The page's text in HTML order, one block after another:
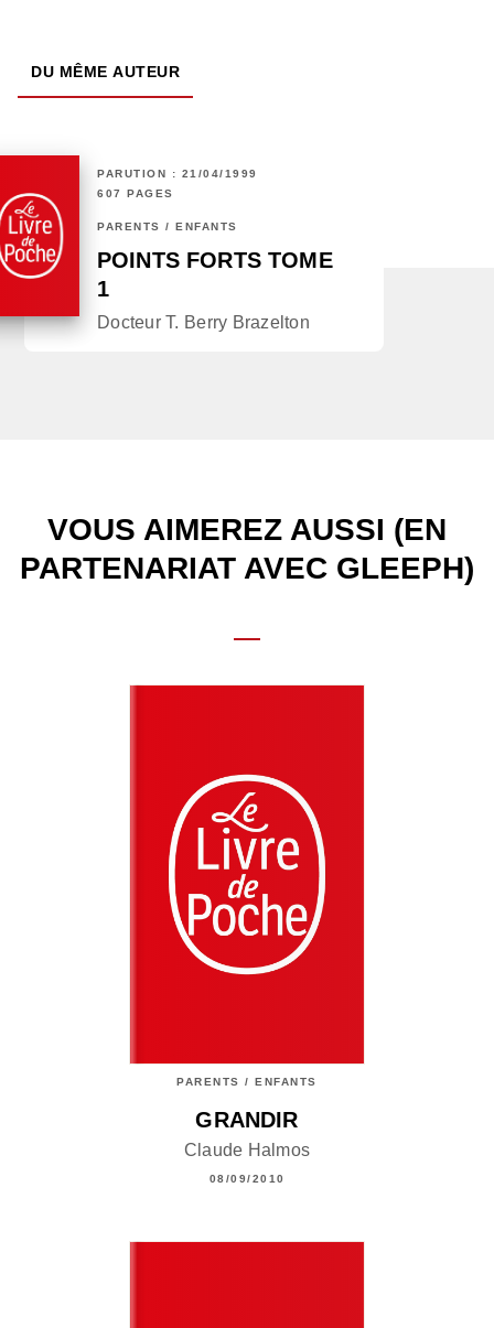
DU MÊME AUTEUR
PARUTION : 21/04/1999
607 PAGES
PARENTS / ENFANTS
POINTS FORTS TOME
1
Docteur T. Berry Brazelton
VOUS AIMEREZ AUSSI (EN
PARTENARIAT AVEC GLEEPH)
PARENTS / ENFANTS
GRANDIR
Claude Halmos
08/09/2010